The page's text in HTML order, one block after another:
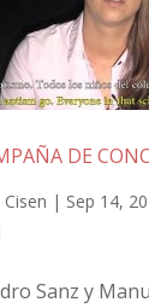
DE
| Sep 14,
Sanz y